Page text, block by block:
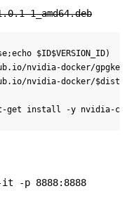
1_amd64.deb
;echo $ID$VERSION_ID)
nvidia-docker/gpgkey
nvidia-docker/
get install -y nvidia-
-p 8888:8888